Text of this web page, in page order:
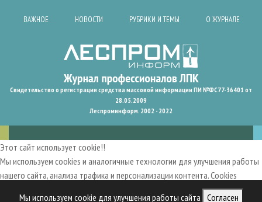
Мы используем cookie для улучшения работы сайта Согласен
ВАЖНОЕ НОВОСТИ РУБРИКИ И ТЕМЫ О ЖУРНАЛЕ
Свидетельство о регистрации средства массовой информации ПИ №ФС77-36401 от
28.05.2009
Леспроминформ. 2002 - 2022
Этот сайт использует cookie!!
Мы используем cookies и аналогичные технологии для улучшения работы
нашего сайта, анализа трафика и персонализации контента. Cookies